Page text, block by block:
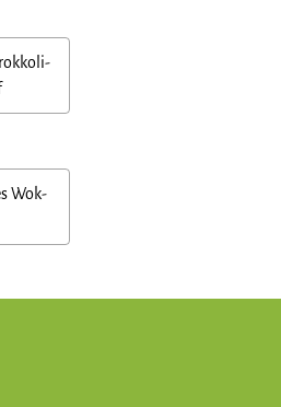
Wok-